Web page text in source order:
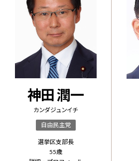
神田 潤一
カンダ ジュンイチ
自由民主党
選挙区支部長
55歳